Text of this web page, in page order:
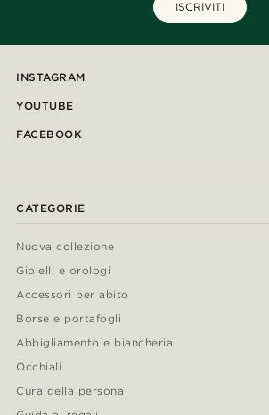
ISCRIVITI
INSTAGRAM
YOUTUBE
FACEBOOK
CATEGORIE
Nuova collezione
Gioielli e orologi
Accessori per abito
Borse e portafogli
Abbigliamento e biancheria
Occhiali
Cura della persona